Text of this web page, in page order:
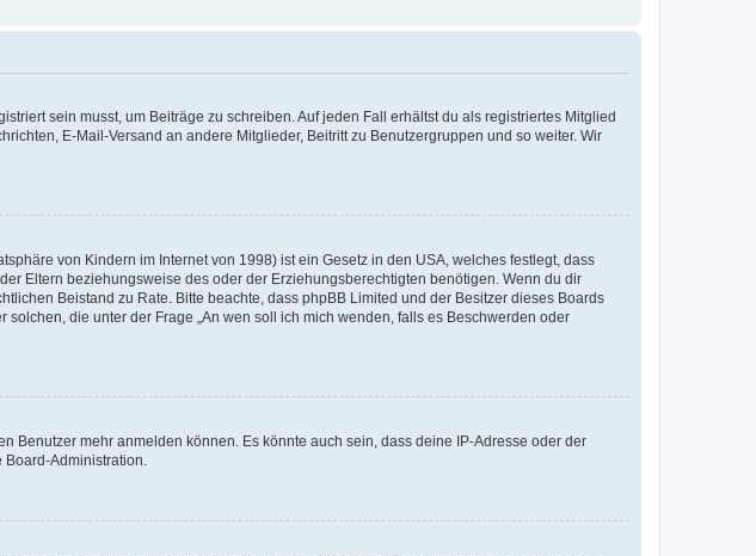
sein musst, um Beiträge zu schreiben. Auf jeden Fall erhältst du als registriertes Mitglied
E-Mail-Versand an andere Mitglieder, Beitritt zu Benutzergruppen und so weiter. Wir
von Kindern im Internet von 1998) ist ein Gesetz in den USA, welches festlegt, dass
Eltern beziehungsweise des oder der Erziehungsberechtigten benötigen. Wenn du dir
Beistand zu Rate. Bitte beachte, dass phpBB Limited und der Besitzer dieses Boards
die unter der Frage „An wen soll ich mich wenden, falls es Beschwerden oder
Benutzer mehr anmelden können. Es könnte auch sein, dass deine IP-Adresse oder der
Board-Administration.